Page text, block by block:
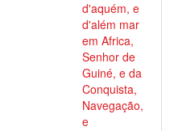
d'aquém, e
d'além mar
em Africa,
Senhor de
Guiné, e da
Conquista,
Navegação,
e